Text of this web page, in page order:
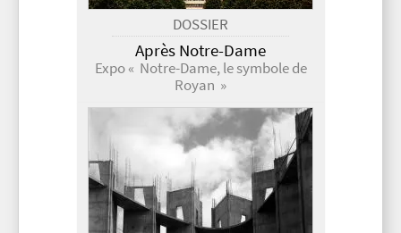
DOSSIER
Après Notre-Dame
Expo « Notre-Dame, le symbole de
Royan »